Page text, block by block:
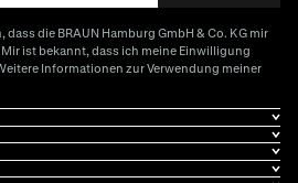
die BRAUN Hamburg GmbH & Co. KG mir
ist bekannt, dass ich meine Einwilligung
Informationen zur Verwendung meiner